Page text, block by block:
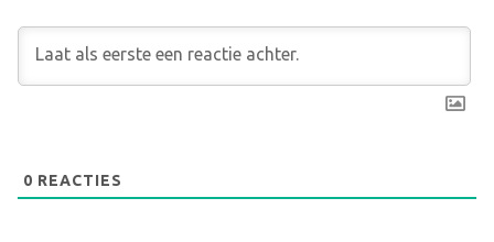
0 REACTIES